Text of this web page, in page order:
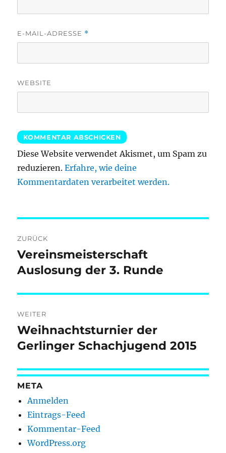
E-MAIL-ADRESSE *
WEBSITE
Diese Website verwendet Akismet, um Spam zu
reduzieren.Erfahre, wie deine
Kommentardaten verarbeitet werden.
ZURÜCK
Vorheriger
Beitrag:
Vereinsmeisterschaft
Auslosung der 3. Runde
WEITER
Nächster
Beitrag:
Weihnachtsturnier der
Gerlinger Schachjugend 2015
META
Anmelden
Eintrags-Feed
Kommentar-Feed
WordPress.org